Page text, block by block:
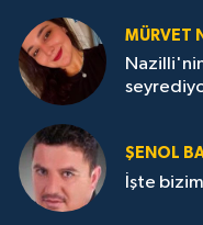
MÜRVET
ŞENOL
İşte